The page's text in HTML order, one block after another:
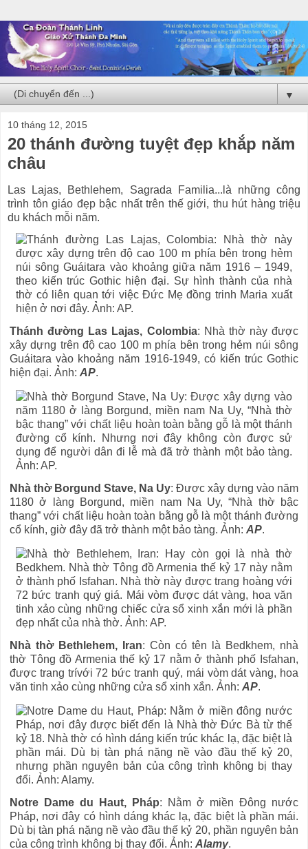
▼
10 tháng 12, 2015
20 thánh đường tuyệt đẹp khắp năm
châu
Las Lajas, Bethlehem, Sagrada Familia...là những công
trình tôn giáo đẹp bậc nhất trên thế giới, thu hút hàng triệu
du khách mỗi năm.
Thánh đường Las Lajas, Colombia: Nhà thờ này được
xây dựng trên độ cao 100 m phía bên trong hẻm núi sông
Guáitara vào khoảng năm 1916-1949, có kiến trúc Gothic
hiện đại. Ảnh: AP.
Nhà thờ Borgund Stave, Na Uy: Được xây dựng vào năm
1180 ở làng Borgund, miền nam Na Uy, “Nhà thờ bậc
thang” với chất liệu hoàn toàn bằng gỗ là một thánh đường
cổ kính, giờ đây đã trở thành một bảo tàng. Ảnh: AP.
Nhà thờ Bethlehem, Iran: Còn có tên là Bedkhem, nhà
thờ Tông đồ Armenia thế kỷ 17 nằm ở thành phố Isfahan,
được trang trívới 72 bức tranh quý, mái vòm dát vàng, hoa
văn tinh xảo cùng những cửa sổ xinh xắn. Ảnh: AP.
Notre Dame du Haut, Pháp: Nằm ở miền Đông nước
Pháp, nơi đây có hình dáng khác lạ, đặc biệt là phần mái.
Dù bị tàn phá nặng nề vào đầu thế kỷ 20, phần nguyên bản
của công trình không bị thay đổi. Ảnh: Alamy.